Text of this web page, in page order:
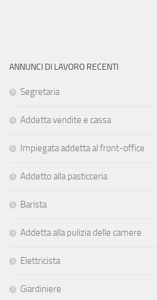
ANNUNCI DI LAVORO RECENTI
Segretaria
Addetta vendite e cassa
Impiegata addetta al front-office
Addetto alla pasticceria
Barista
Addetta alla pulizia delle camere
Elettricista
Giardiniere